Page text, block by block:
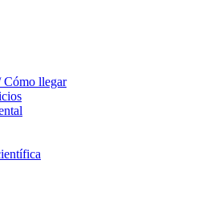
Cómo llegar